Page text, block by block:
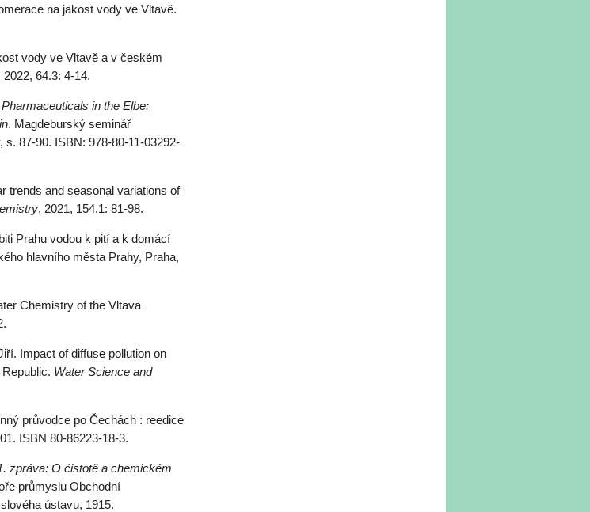
na jakost vody ve Vltavě.
vody ve Vltavě a v českém
2022, 64.3: 4-14.
Pharmaceuticals in the Elbe:
. Magdeburský seminář
87-90. ISBN: 978-80-11-03292-
trends and seasonal variations of
, 2021, 154.1: 81-98.
Prahu vodou k pití a k domácí
hlavního města Prahy, Praha,
Chemistry of the Vltava
Impact of diffuse pollution on
Water Science and
průvodce po Čechách : reedice
ISBN 80-86223-18-3.
zpráva: O čistotě a chemickém
průmyslu Obchodní
ústavu, 1915.